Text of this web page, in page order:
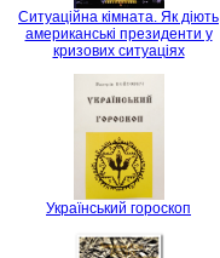
Ситуаційна кімната. Як діють
американські президенти у
кризових ситуаціях
Український гороскоп